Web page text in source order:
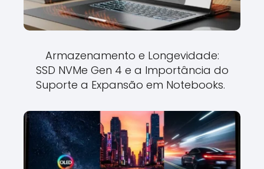
Armazenamento e Longevidade:
SSD NVMe Gen 4 e a Importância do
Suporte a Expansão em Notebooks.